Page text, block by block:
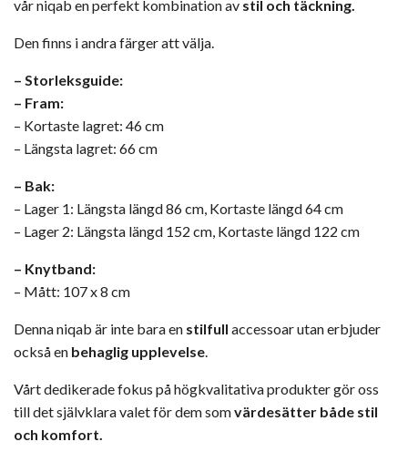
vår niqab en perfekt kombination av stil och täckning.
Den finns i andra färger att välja.
– Storleksguide:
– Fram:
– Kortaste lagret: 46 cm
– Längsta lagret: 66 cm
– Bak:
– Lager 1: Längsta längd 86 cm, Kortaste längd 64 cm
– Lager 2: Längsta längd 152 cm, Kortaste längd 122 cm
– Knytband:
– Mått: 107 x 8 cm
Denna niqab är inte bara en stilfull accessoar utan erbjuder
också en behaglig upplevelse.
Vårt dedikerade fokus på högkvalitativa produkter gör oss
till det självklara valet för dem somvärdesätter både stil
och komfort.